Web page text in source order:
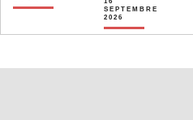
SEPTEMBRE
2026